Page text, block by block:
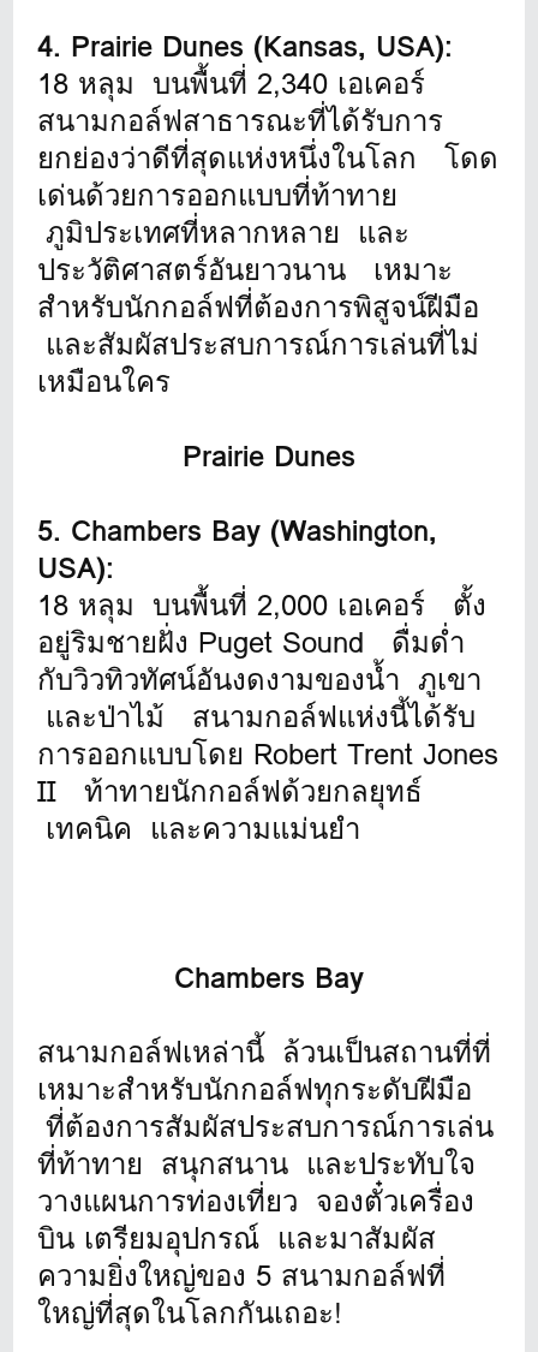
4. Prairie Dunes (Kansas, USA):
18 หลุม บนพื้นที่ 2,340 เอเคอร์
สนามกอล์ฟสาธารณะที่ได้รับการ
ยกย่องว่าดีที่สุดแห่งหนึ่งในโลก โดด
เด่นด้วยการออกแบบที่ท้าทาย
ภูมิประเทศที่หลากหลาย และ
ประวัติศาสตร์อันยาวนาน เหมาะ
สำหรับนักกอล์ฟที่ต้องการพิสูจน์ฝีมือ
และสัมผัสประสบการณ์การเล่นที่ไม่
เหมือนใคร
Prairie Dunes
5. Chambers Bay (Washington,
USA):
18 หลุม บนพื้นที่ 2,000 เอเคอร์ ตั้ง
อยู่ริมชายฝั่ง Puget Sound ดื่มด่ำ
กับวิวทิวทัศน์อันงดงามของน้ำ ภูเขา
และป่าไม้ สนามกอล์ฟแห่งนี้ได้รับ
การออกแบบโดย Robert Trent Jones
II ท้าทายนักกอล์ฟด้วยกลยุทธ์
เทคนิค และความแม่นยำ
Chambers Bay
สนามกอล์ฟเหล่านี้ ล้วนเป็นสถานที่ที่
เหมาะสำหรับนักกอล์ฟทุกระดับฝีมือ
ที่ต้องการสัมผัสประสบการณ์การเล่น
ที่ท้าทาย สนุกสนาน และประทับใจ
วางแผนการท่องเที่ยว จองตั๋วเครื่อง
บิน เตรียมอุปกรณ์ และมาสัมผัส
ความยิ่งใหญ่ของ 5 สนามกอล์ฟที่
ใหญ่ที่สุดในโลกกันเถอะ!